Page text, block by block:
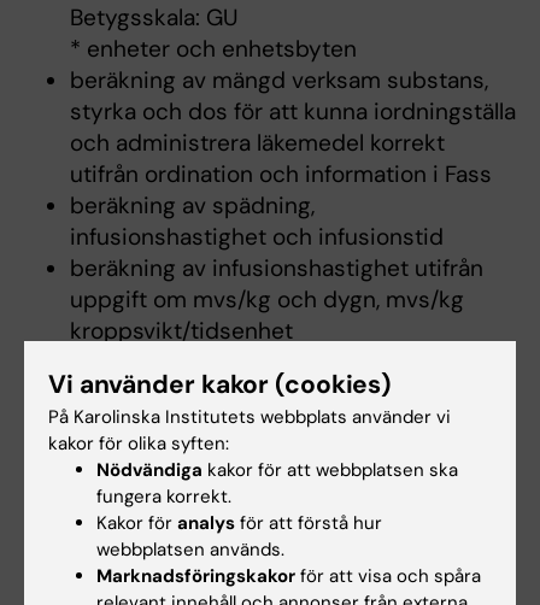
Betygsskala: GU
* enheter och enhetsbyten
beräkning av mängd verksam substans,
styrka och dos för att kunna iordningställa
och administrera läkemedel korrekt
utifrån ordination och information i Fass
beräkning av spädning,
infusionshastighet och infusionstid
beräkning av infusionshastighet utifrån
uppgift om mvs/kg och dygn, mvs/kg
kroppsvikt/tidsenhet
utifrån kvadratmeter kroppsyta
beräkning av utvinning och förbrukning av
medicinsk gas
Arbetsformer
Kursens arbetsformer syftar till att
Vi använder kakor (cookies)
På Karolinska Institutets webbplats använder vi
kakor för olika syften:
Nödvändiga kakor för att webbplatsen ska
fungera korrekt.
Kakor för analys för att förstå hur
webbplatsen används.
Marknadsföringskakor för att visa och spåra